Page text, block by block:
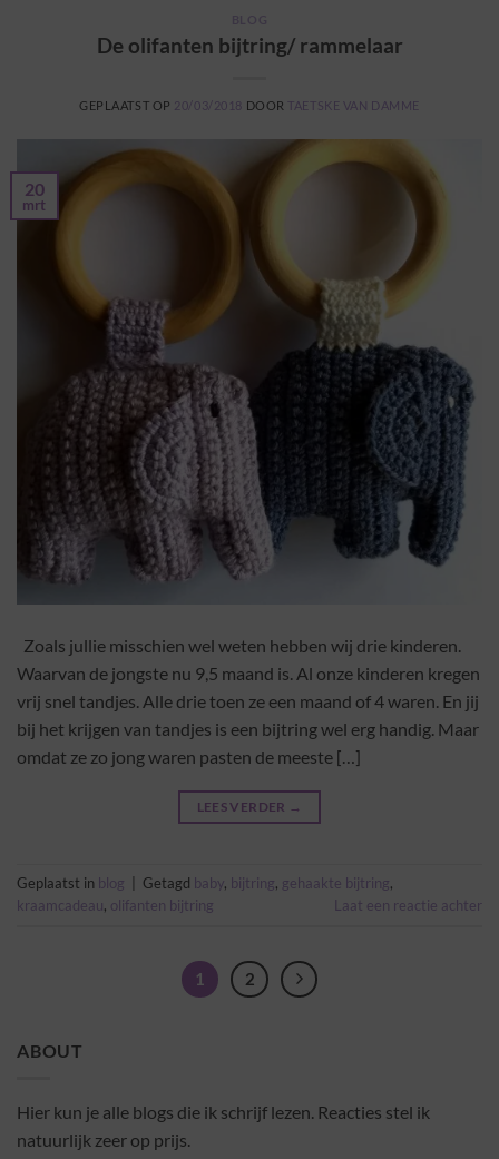
BLOG
De olifanten bijtring/ rammelaar
GEPLAATST OP 20/03/2018 DOOR TAETSKE VAN DAMME
20
mrt
Zoals jullie misschien wel weten hebben wij drie kinderen.
Waarvan de jongste nu 9,5 maand is. Al onze kinderen kregen
vrij snel tandjes. Alle drie toen ze een maand of 4 waren. En jij
bij het krijgen van tandjes is een bijtring wel erg handig. Maar
omdat ze zo jong waren pasten de meeste […]
LEES VERDER →
Geplaatst in blog Getagd baby, bijtring, gehaakte bijtring,
kraamcadeau, olifanten bijtring Laat een reactie achter
1 2
ABOUT
Hier kun je alle blogs die ik schrijf lezen. Reacties stel ik
natuurlijk zeer op prijs.